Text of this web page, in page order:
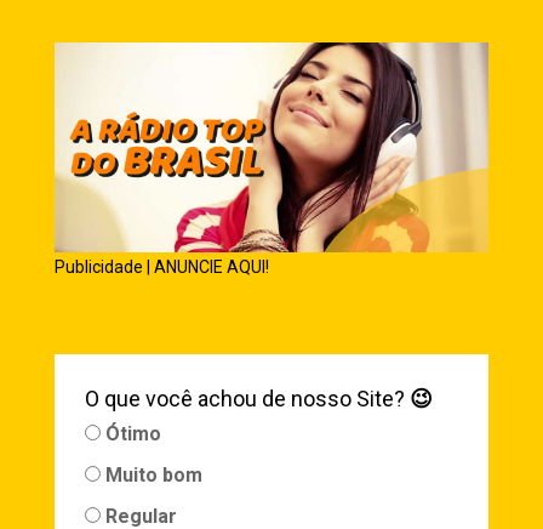
Publicidade | ANUNCIE AQUI!
O que você achou de nosso Site? 😉
Ótimo
Muito bom
Regular